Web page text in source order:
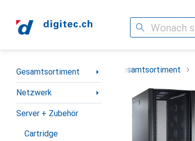
Suche
Navigation nach Kategorien
Gesamtsortiment
Netzwerk
Server + Zubehör
Cartridge
Gesamtsortiment